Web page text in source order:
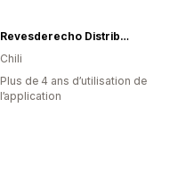
Revesderecho Distribuidor
Chili
Plus de 4 ans d’utilisation de
l’application